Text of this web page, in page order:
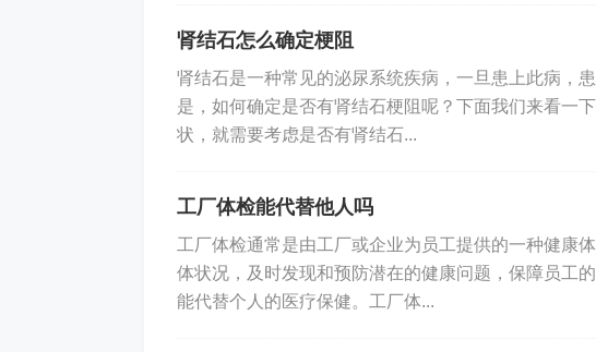
肾结石怎么确定梗阻
肾结石是一种常见的泌尿系统疾病，一旦患上此病，
是，如何确定是否有肾结石梗阻呢？下面我们来看一
状，就需要考虑是否有肾结石...
工厂体检能代替他人吗
工厂体检通常是由工厂或企业为员工提供的一种健康
体状况，及时发现和预防潜在的健康问题，保障员工
能代替个人的医疗保健。工厂体...